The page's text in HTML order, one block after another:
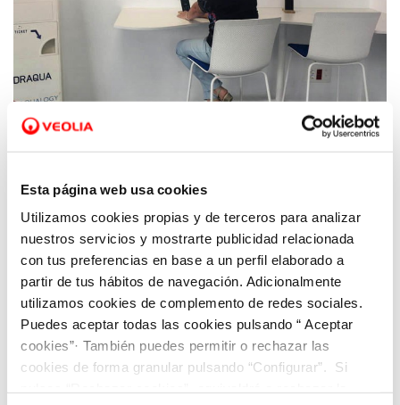
Esta página web usa cookies
Utilizamos cookies propias y de terceros para analizar
nuestros servicios y mostrarte publicidad relacionada
con tus preferencias en base a un perfil elaborado a
partir de tus hábitos de navegación. Adicionalmente
utilizamos cookies de complemento de redes sociales.
Puedes aceptar todas las cookies pulsando “ Aceptar
cookies”· También puedes permitir o rechazar las
cookies de forma granular pulsando “Configurar”. Si
mixtas en el servicio de gestión del agua
ofrecido a sus clientes en Comunitat
Valenciana